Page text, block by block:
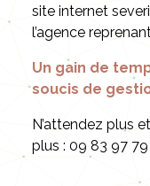
site internet
l’agence
Un gain de
soucis de
N’attendez plus
plus : 09 83 97